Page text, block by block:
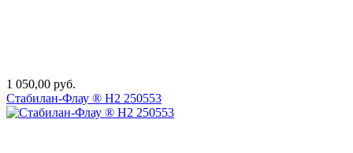
1 050,00 руб.
Стабилан-Флау ® Н2 250553